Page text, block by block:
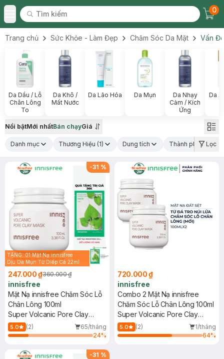
Toggle Menu
Tìm kiếm
Tìm kiếm
0
Trang chủ Sức Khỏe - Làm Đẹp Chăm Sóc Da Mặt Vấn
Da Dầu / Lỗ
Chân Lông
To
Da Khô /
Mất Nước
Da Lão Hóa Da Mụn
Da Nhạy
Cảm / Kích
Ứng
Da
Nổi bậtMới nhấtBán chạyGiá
Danh mục Thương Hiệu (1) Dung tích Thành phần nổi bật
Lọc
-31 %
TẶNG: 01 Mặt Nạ innisfree
Dịu Da Mụn Từ Diếp Cá 22ml
247.000 ₫360.000 ₫
innisfree
Mặt Nạ innisfree Chăm Sóc Lỗ
Chân Lông 100ml
Super Volcanic Pore Clay
Mask
5.0 (2)
65/tháng
24%
720.000 ₫
innisfree
Combo 2 Mặt Nạ innisfree
Chăm Sóc Lỗ Chân Lông 100ml
Super Volcanic Pore Clay
Mask
5.0 (2)
1/tháng
64%
-31 %